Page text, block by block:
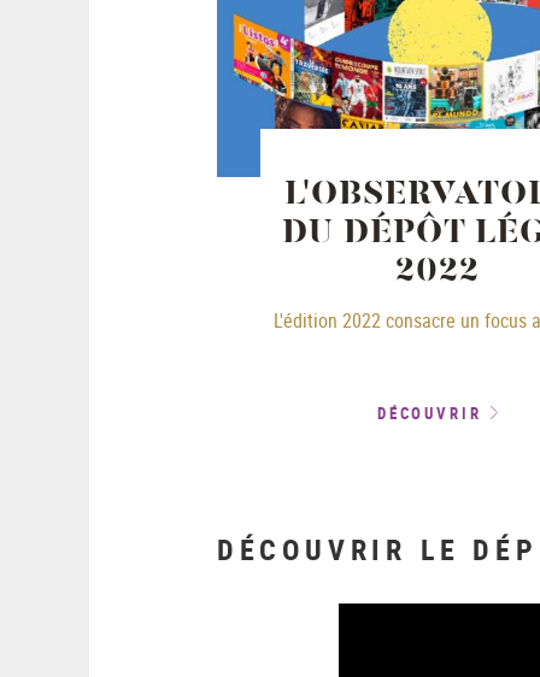
DU DÉPÔT
2022
L'édition 2022 consacre un focus
DÉCOUVRIR
DÉCOUVRIR LE